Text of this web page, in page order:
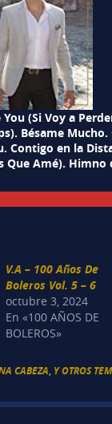
(Si Voy a
Bésame Mucho.
Contigo en la
Que Amé). Himno
V.A – 100 Años De
Boleros Vol. 5 – 6
octubre 3, 2024
En «100 AÑOS DE
BOLEROS»
CABEZA Y OTROS